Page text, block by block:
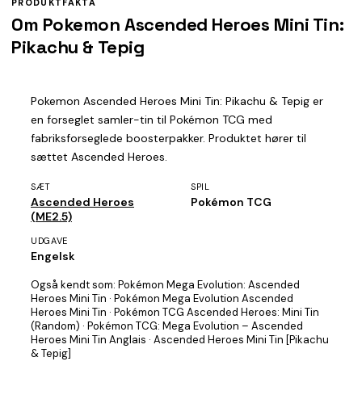
PRODUKTFAKTA
Om Pokemon Ascended Heroes Mini Tin:
Pikachu & Tepig
Pokemon Ascended Heroes Mini Tin: Pikachu & Tepig er
en forseglet samler-tin til Pokémon TCG med
fabriksforseglede boosterpakker. Produktet hører til
sættet Ascended Heroes.
SÆT
Ascended Heroes
(ME2.5)
SPIL
Pokémon TCG
UDGAVE
Engelsk
Også kendt som: Pokémon Mega Evolution: Ascended
Heroes Mini Tin · Pokémon Mega Evolution Ascended
Heroes Mini Tin · Pokémon TCG Ascended Heroes: Mini Tin
(Random) · Pokémon TCG: Mega Evolution – Ascended
Heroes Mini Tin Anglais · Ascended Heroes Mini Tin [Pikachu
& Tepig]